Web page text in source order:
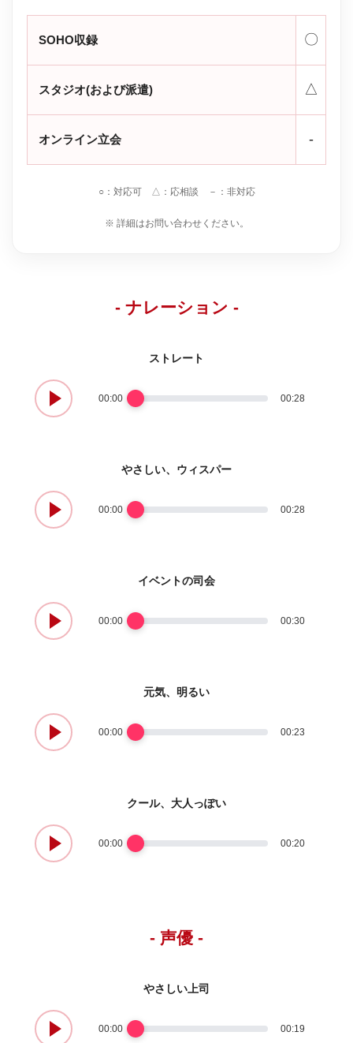
SOHO収録 〇
スタジオ(および派遣) △
オンライン立会 -
○：対応可 △：応相談 －：非対応
※ 詳細はお問い合わせください。
- ナレーション -
ストレート
00:00 00:28
やさしい、ウィスパー
00:00 00:28
イベントの司会
00:00 00:30
元気、明るい
00:00 00:23
クール、大人っぽい
00:00 00:20
- 声優 -
やさしい上司
00:00 00:19